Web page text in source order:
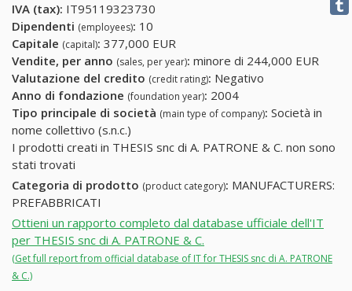
IVA (tax): IT95119323730
Dipendenti (employees): 10
Capitale (capital): 377,000 EUR
Vendite, per anno (sales, per year): minore di 244,000 EUR
Valutazione del credito (credit rating): Negativo
Anno di fondazione (foundation year): 2004
Tipo principale di società (main type of company): Società in
nome collettivo (s.n.c.)
I prodotti creati in THESIS snc di A. PATRONE & C. non sono
stati trovati
Categoria di prodotto (product category): MANUFACTURERS:
PREFABBRICATI
Ottieni un rapporto completo dal database ufficiale dell'IT
per THESIS snc di A. PATRONE & C.
(Get full report from official database of IT for THESIS snc di A. PATRONE
& C.)